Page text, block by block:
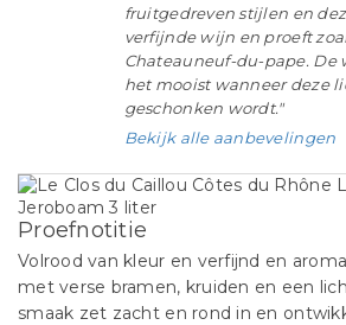
fruitgedreven stijlen en
verfijnde wijn en proeft
Chateauneuf-du-pape. De
het mooist wanneer deze
geschonken wordt."
Bekijk alle aanbevelingen
Proefnotitie
Volrood van kleur en verfijnd en
met verse bramen, kruiden en een
smaak zet zacht en rond in en